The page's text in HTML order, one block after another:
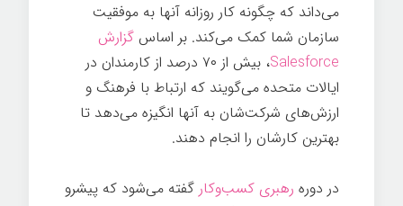
می‌داند که چگونه کار روزانه آنها به موفقیت
سازمان شما کمک می‌کند. بر اساس گزارش
Salesforce
، بیش از ۷۰ درصد از کارمندان در
ایالات متحده می‌گویند که ارتباط با فرهنگ و
ارزش‌های شرکت‌شان به آنها انگیزه می‌دهد تا
بهترین کارشان را انجام دهند.
در دوره رهبری کسب‌وکار گفته می‌شود که پیشرو